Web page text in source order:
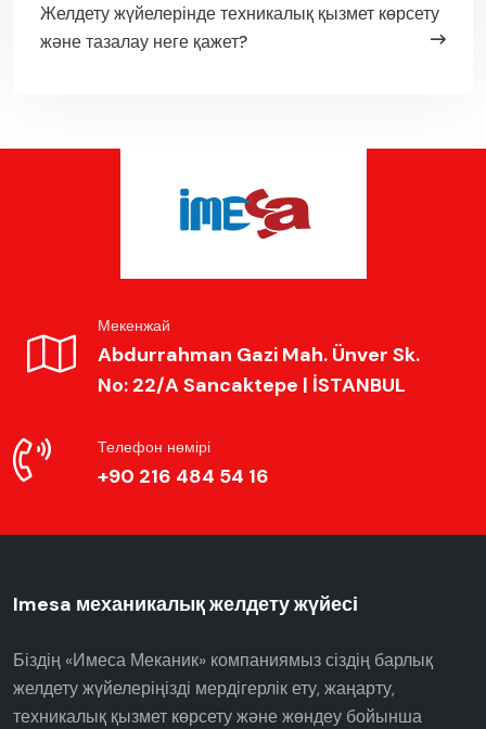
Желдету жүйелерінде техникалық қызмет көрсету
және тазалау неге қажет?
Телефон нөмірі
+90 216 484 54 16
Мекенжай
Abdurrahman Gazi Mah. Ünver Sk.
No: 22/A Sancaktepe | İSTANBUL
Imesa механикалық желдету жүйесі
Біздің «Имеса Меканик» компаниямыз сіздің барлық
желдету жүйелеріңізді мердігерлік ету, жаңарту,
техникалық қызмет көрсету және жөндеу бойынша